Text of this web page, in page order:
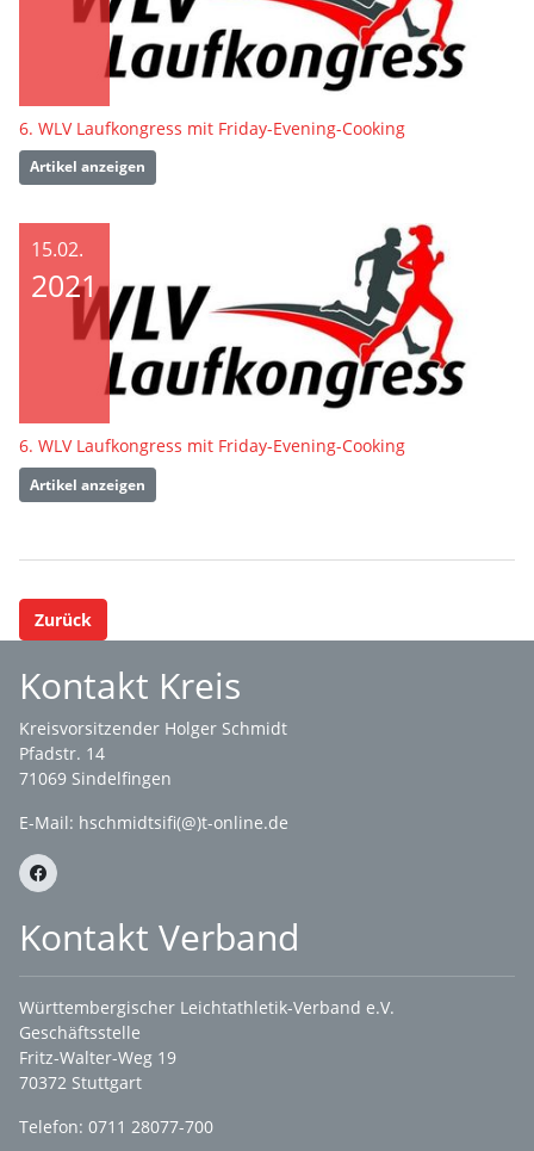
6. WLV Laufkongress mit Friday-Evening-Cooking
Artikel anzeigen
15.02.
2021
6. WLV Laufkongress mit Friday-Evening-Cooking
Artikel anzeigen
Zurück
Kontakt Kreis
Kreisvorsitzender Holger Schmidt
Pfadstr. 14
71069 Sindelfingen
E-Mail: hschmidtsifi(@)t-online.de
Kontakt Verband
Württembergischer Leichtathletik-Verband e.V.
Geschäftsstelle
Fritz-Walter-Weg 19
70372 Stuttgart
Telefon: 0711 28077-700